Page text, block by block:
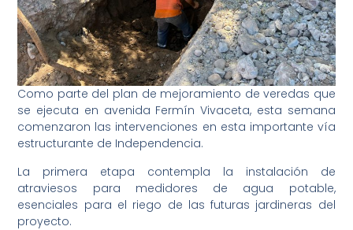
Como parte del plan de mejoramiento de veredas que
se ejecuta en avenida Fermín Vivaceta, esta semana
comenzaron las intervenciones en esta importante vía
estructurante de Independencia.
La primera etapa contempla la instalación de
atraviesos para medidores de agua potable,
esenciales para el riego de las futuras jardineras del
proyecto.